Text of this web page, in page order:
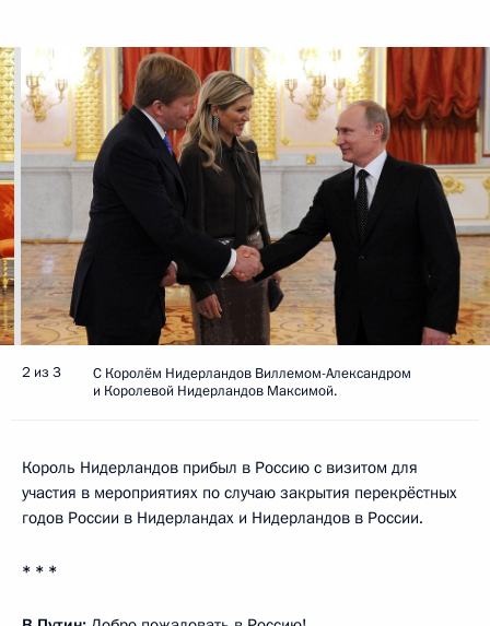
2 из 3
С Королём Нидерландов Виллемом-Александром
и Королевой Нидерландов Максимой.
Король Нидерландов прибыл в Россию с визитом для
участия в мероприятиях по случаю закрытия перекрёстных
годов России в Нидерландах и Нидерландов в России.
* * *